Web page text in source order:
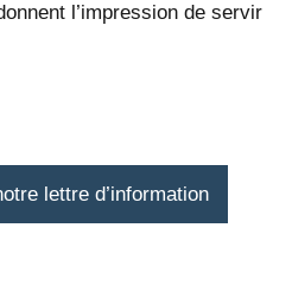
l’impression de servir
lettre d’information